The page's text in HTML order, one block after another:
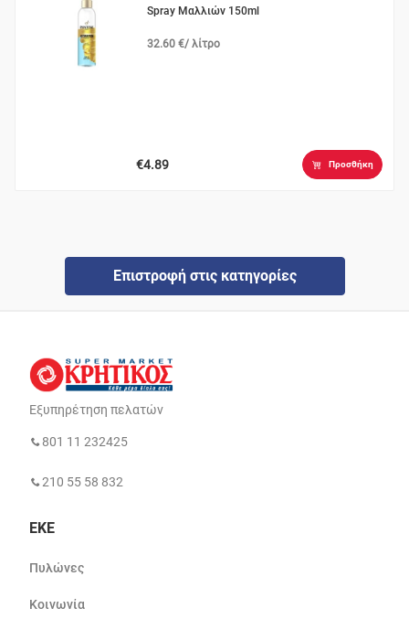
Spray Μαλλιών 150ml
32.60 €/ λίτρο
€4.89 Προσθήκη
Επιστροφή στις κατηγορίες
Εξυπηρέτηση πελατών
801 11 232425
210 55 58 832
ΕΚΕ
Πυλώνες
Κοινωνία